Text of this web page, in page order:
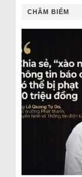
CHÂM BIẾM